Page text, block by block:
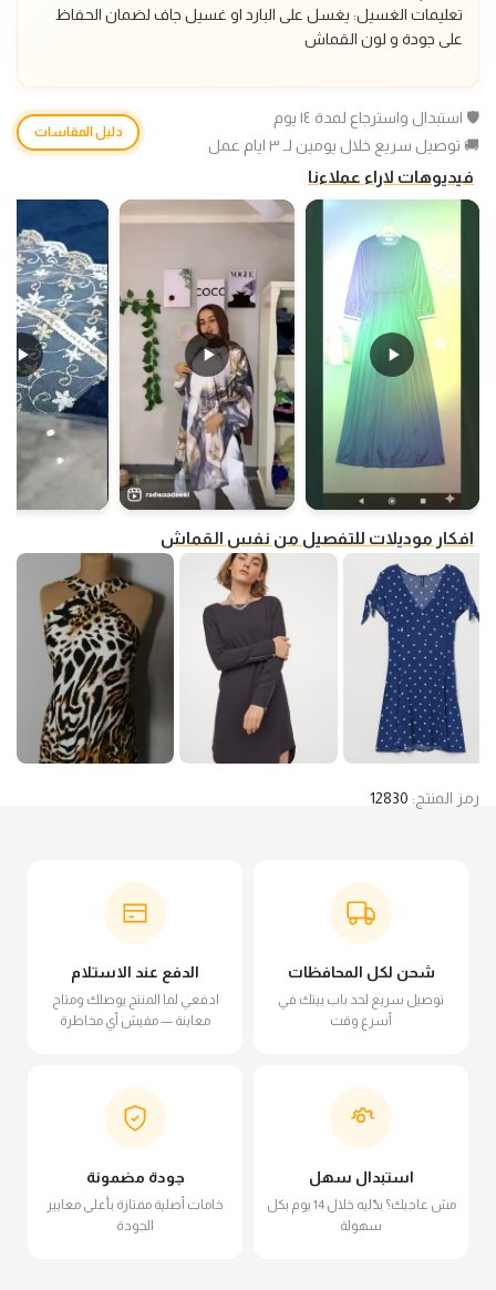
تعليمات الغسيل: يغسل على البارد او غسيل جاف لضمان الحفاظ
على جودة و لون القماش
🛡️ استبدال واسترجاع لمدة ١٤ يوم
🚚 توصيل سريع خلال يومين لـ ٣ ايام عمل
دليل المقاسات
فيديوهات لاراء عملاءنا
افكار موديلات للتفصيل من نفس القماش
رمز المنتج: 12830
شحن لكل المحافظات
توصيل سريع لحد باب بيتك في
أسرع وقت
الدفع عند الاستلام
ادفعي لما المنتج يوصلك ومتاح
معاينة — مفيش أي مخاطرة
استبدال سهل
مش عاجبك؟ بدّليه خلال 14 يوم بكل
سهولة
جودة مضمونة
خامات أصلية ممتازة بأعلى معايير
الجودة